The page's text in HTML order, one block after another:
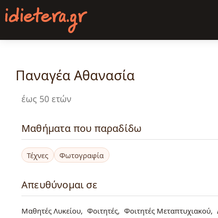
Παράκαμψη
προς
κυρίως
Παναγέα Αθανασία
έως 50 ετών
Μαθήματα που παραδίδω
Τέχνες Φωτογραφία
Απευθύνομαι σε
Μαθητές Λυκείου Φοιτητές Φοιτητές Μεταπτυχιακού